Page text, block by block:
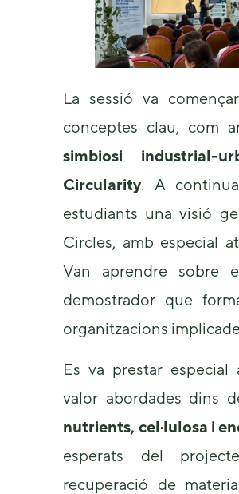
La sessió va
conceptes clau, com
simbiosi industrial-
Circularity. A
estudiants una visió
Circles, amb especial
Van aprendre sobre
demostrador que
organitzacions
Es va prestar
valor abordades dins
nutrients, cel·lulosa i
esperats del
recuperació de